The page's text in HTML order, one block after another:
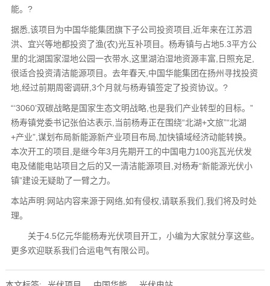
能。?
据悉,该项目为中国华能集团旗下子公司投资项目,近年来在江苏泗
洪、宜兴等地都投资了渔(农)光互补项目。杨寿镇与占地5.3平方公
里的北湖国家湿地公园一衣带水,这里湖泊湿地资源丰富,日照充足,
很适合投资清洁能源项目。去年春天,中国华能集团在扬州寻找投资
地,经过前期周密调研,3个月就与杨寿镇签定了投资协议。?
“‘3060’双碳战略是国家生态文明战略,也是我们产业转型的目标。”
杨寿镇党委书记张伯达表示,当前杨寿正在围绕“北湖+文旅”“北湖
+产业”,谋划布局新能源新产业项目布局,加快镇域经济动能转换。
本次开工的项目,是继今年3月先期开工的中国电力100兆瓦光伏发
电及储能电站项目之后的又一清洁能源项目,对杨寿“新能源光伏小
镇”建设无疑助了一臂之力。
本站声明:网站内容来源于网络,如有侵权,请联系我们,我们将及时处
理。
关于4.5亿元华能杨寿光伏项目开工，小编为大家就分享这些。
更多欢迎联系我们合运电气有限公司。